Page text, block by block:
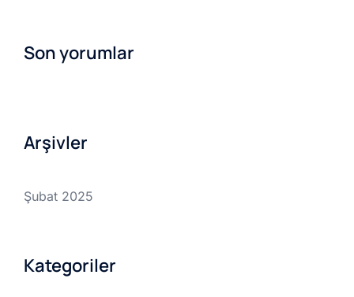
Son yorumlar
Arşivler
Şubat 2025
Kategoriler